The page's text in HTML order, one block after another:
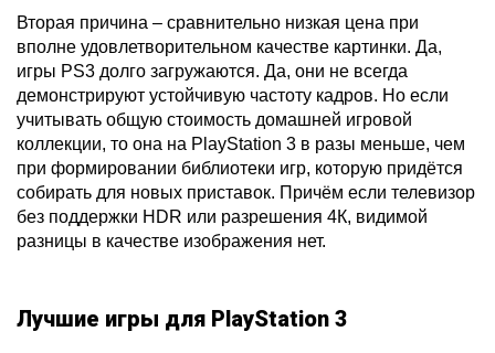
Вторая причина – сравнительно низкая цена при
вполне удовлетворительном качестве картинки. Да,
игры PS3 долго загружаются. Да, они не всегда
демонстрируют устойчивую частоту кадров. Но если
учитывать общую стоимость домашней игровой
коллекции, то она на PlayStation 3 в разы меньше, чем
при формировании библиотеки игр, которую придётся
собирать для новых приставок. Причём если телевизор
без поддержки HDR или разрешения 4К, видимой
разницы в качестве изображения нет.
Лучшие игры для PlayStation 3